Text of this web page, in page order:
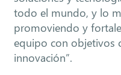
todo el mundo, y lo
promoviendo y
equipo con objetivos
innovación”.